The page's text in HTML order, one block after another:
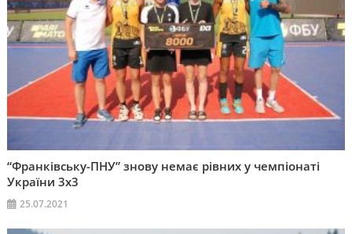
“Франківську-ПНУ” знову немає рівних у чемпіонаті
України 3х3
25.07.2021